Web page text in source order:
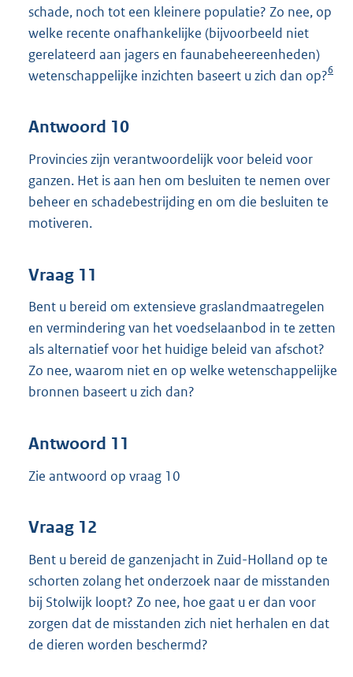
schade, noch tot een kleinere populatie? Zo nee, op
welke recente onafhankelijke (bijvoorbeeld niet
gerelateerd aan jagers en faunabeheereenheden)
wetenschappelijke inzichten baseert u zich dan op?6
Antwoord 10
Provincies zijn verantwoordelijk voor beleid voor
ganzen. Het is aan hen om besluiten te nemen over
beheer en schadebestrijding en om die besluiten te
motiveren.
Vraag 11
Bent u bereid om extensieve graslandmaatregelen
en vermindering van het voedselaanbod in te zetten
als alternatief voor het huidige beleid van afschot?
Zo nee, waarom niet en op welke wetenschappelijke
bronnen baseert u zich dan?
Antwoord 11
Zie antwoord op vraag 10
Vraag 12
Bent u bereid de ganzenjacht in Zuid-Holland op te
schorten zolang het onderzoek naar de misstanden
bij Stolwijk loopt? Zo nee, hoe gaat u er dan voor
zorgen dat de misstanden zich niet herhalen en dat
de dieren worden beschermd?